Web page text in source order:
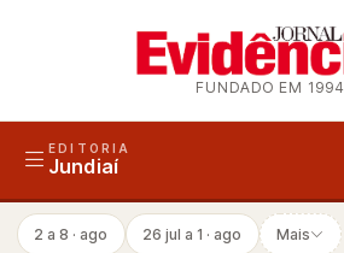
FUNDADO EM 1994
EDITORIA
Jundiaí
2 a 8 · ago 26 jul a 1 · ago Mais